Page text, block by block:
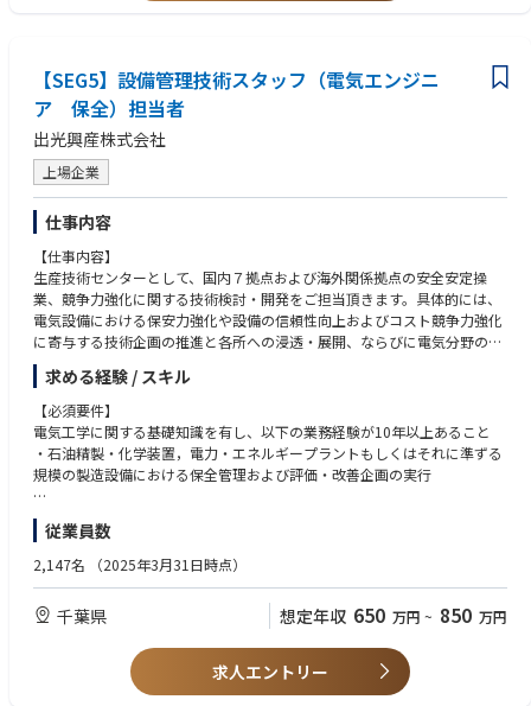
りに、粘土や釉薬を調合。納得がいくまで試験（テストピース作成）を繰
り返し、プロジェクトの「最適解」を導き出します。
エンジニアリング：工場での大量生産とは異なる、多品種・小ロットの個
性あるものづくりには、「効率性」だけでなく、「柔軟性」の両立を要し
ます。。
プロジェクト事例：歴史的建造物のタイルやテラコッタの復元、クリエイ
ターや建築家との特別プロジェクト、お客様からのオーダーメイド品 など
【イノベーション・リサーチ】土の可能性を拡張する
常に新しい表現や社会課題解決へのアプローチを探求します。
新技術の研究と応用： 先人たちの伝統技術を重んじながら、現代のものづ
くりを追求し挑戦します。
知のアーカイブ化： 製作過程で得られたテストピースも、すべてデータと
して蓄積。見本焼きのサンプルや技術をストックし、個人の技術をチーム
の、そしてLIXILの「技術資産」へと昇華させます。
※参考動画は こちら https://www.youtube.com/watch?v=0pc5x0xF0_
k
■ここがポイント
建築家の「抽象的なイメージ」を具現化する、唯一無二の翻訳者
建築家やクリエイターが持つ言葉にならないイメージや要望を、土と釉薬
の知識、技術や技巧で形にします。 試行錯誤の末に焼き上がったテストピ
ースが、クライアントの思い描く風景を再現できたとき、そして建築物に
納まったときの高揚感は、この仕事ならではの醍醐味です。
「100年後の文化財」を創り、地図に残す
あなたが手がけるのは、個人の作品ではなく、公共性の高い建築の一部で
す。
また、歴史的建造物の復元に携わることは、過去の職人との対話であり、
同時に自分の仕事が100年後の未来まで風景として残り続けることを意味
します。自分の仕事が地図に刻まれ、長く愛される、愛着あるものづくり
※事例集はこちら https://livingculture.lixil.com/ilm/facility/ceramicsla
【SEG5】設備管理技術スタッフ（電気エンジニ
ア 保全）担当者
出光興産株式会社
上場企業
仕事内容
【仕事内容】
生産技術センターとして、国内７拠点および海外関係拠点の安全安定操
業、競争力強化に関する技術検討・開発をご担当頂きます。具体的には、
電気設備における保安力強化や設備の信頼性向上およびコスト競争力強化
に寄与する技術企画の推進と各所への浸透・展開、ならびに電気分野の技
術者育成に関する企画推進とその実行を担います。
【組織ミッション】
出光興産グループの生産技術センターとして、設備管理戦略の具体化、国
内外の製油所・工場・製造事業所への技術支援、新規事業開発を担ってい
ます。
石油精製・石油化学製造装置における受変電設備や電動機など電気設備の
設計・建設・増改造から保全管理に関わる専門技術組織です。全製造拠点
の高経年劣化領域にある設備の寿命診断・評価、長寿命化や新設設備への
新技術適用、および、CNX・先進マテリアル等新規事業の設計・建設にお
いて、電気の専門技術を発揮し経営に貢献します。
求める経験 / スキル
【必須要件】
電気工学に関する基礎知識を有し、以下の業務経験が10年以上あること
・石油精製・化学装置，電力・エネルギープラントもしくはそれに準ずる
規模の製造設備における保全管理および評価・改善企画の実行
【歓迎要件】
電気主任技術者，高圧ガス製造保安責任者（甲種）
従業員数
2,147名 （2025年3月31日時点）
千葉県 想定年収 650 万円 ~ 850 万円
求人エントリー